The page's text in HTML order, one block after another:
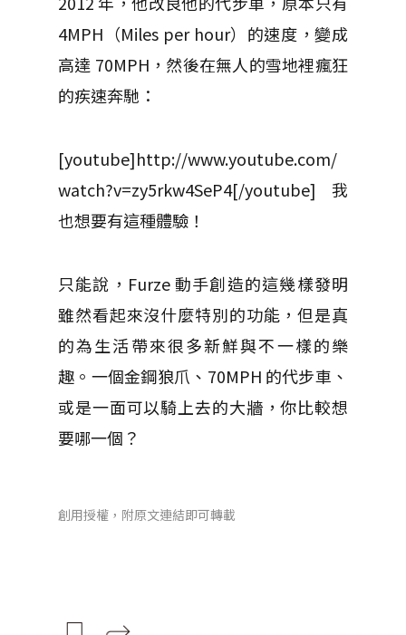
4MPH（Miles per hour）的速度，變成
高達 70MPH，然後在無人的雪地裡瘋狂
的疾速奔馳：
[youtube]http://www.youtube.com/
watch?v=zy5rkw4SeP4[/youtube]我
也想要有這種體驗！
只能說，Furze 動手創造的這幾樣發明
雖然看起來沒什麼特別的功能，但是真
的為生活帶來很多新鮮與不一樣的樂
趣。一個金鋼狼爪、70MPH 的代步車、
或是一面可以騎上去的大牆，你比較想
要哪一個？
創用授權，附原文連結即可轉載